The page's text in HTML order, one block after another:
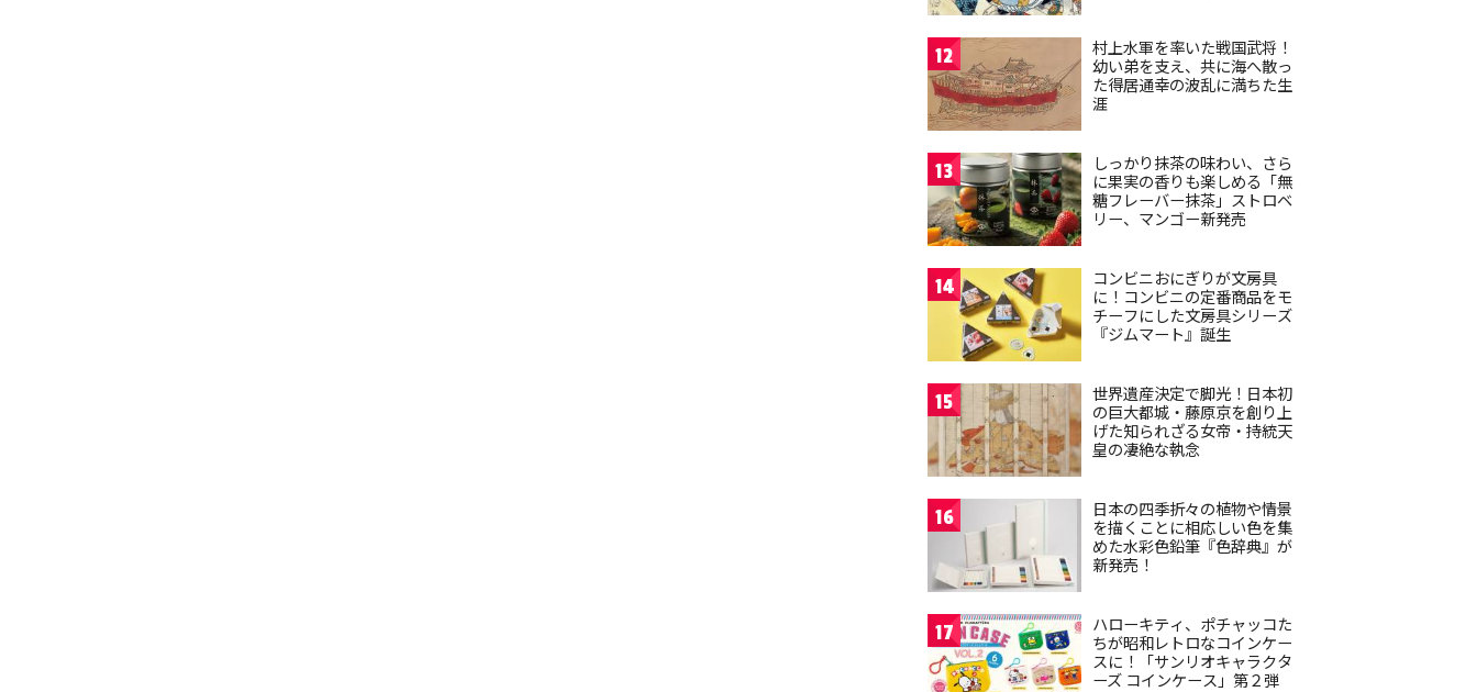
12
村上水軍を率いた戦国武将！
幼い弟を支え、共に海へ散っ
た得居通幸の波乱に満ちた生
涯
13
しっかり抹茶の味わい、さら
に果実の香りも楽しめる「無
糖フレーバー抹茶」ストロベ
リー、マンゴー新発売
14
コンビニおにぎりが文房具
に！コンビニの定番商品をモ
チーフにした文房具シリーズ
『ジムマート』誕生
15
世界遺産決定で脚光！日本初
の巨大都城・藤原京を創り上
げた知られざる女帝・持統天
皇の凄絶な執念
16
日本の四季折々の植物や情景
を描くことに相応しい色を集
めた水彩色鉛筆『色辞典』が
新発売！
17
ハローキティ、ポチャッコた
ちが昭和レトロなコインケー
スに！「サンリオキャラクタ
ーズ コインケース」第２弾